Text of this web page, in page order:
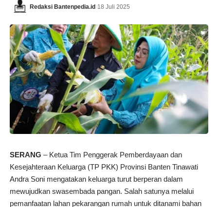
Redaksi Bantenpedia.id 18 Juli 2025
SERANG – Ketua Tim Penggerak Pemberdayaan dan
Kesejahteraan Keluarga (TP PKK) Provinsi Banten Tinawati
Andra Soni mengatakan keluarga turut berperan dalam
mewujudkan swasembada pangan. Salah satunya melalui
pemanfaatan lahan pekarangan rumah untuk ditanami bahan